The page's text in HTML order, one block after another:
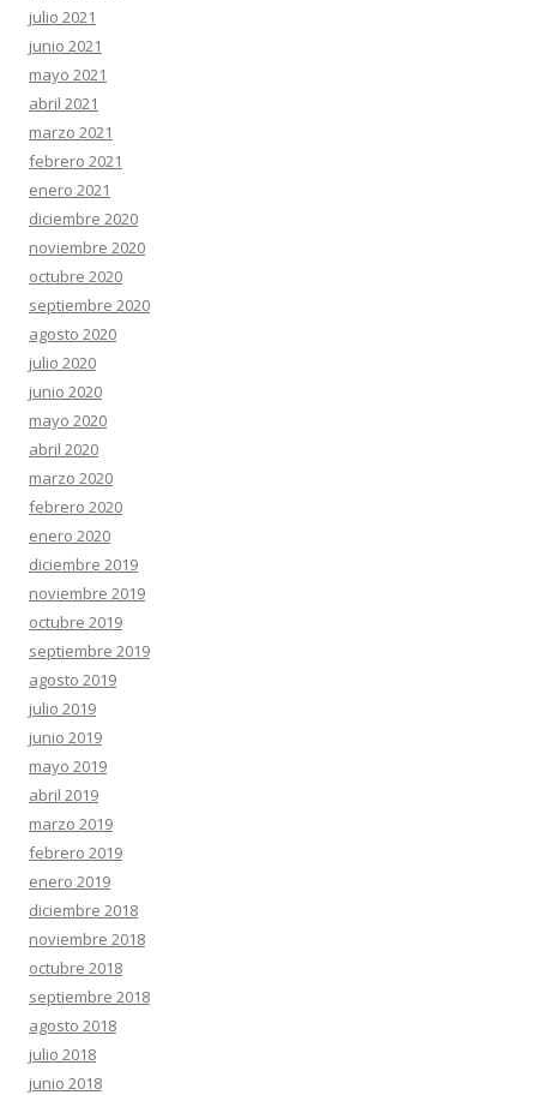
julio 2021
junio 2021
mayo 2021
abril 2021
marzo 2021
febrero 2021
enero 2021
diciembre 2020
noviembre 2020
octubre 2020
septiembre 2020
agosto 2020
julio 2020
junio 2020
mayo 2020
abril 2020
marzo 2020
febrero 2020
enero 2020
diciembre 2019
noviembre 2019
octubre 2019
septiembre 2019
agosto 2019
julio 2019
junio 2019
mayo 2019
abril 2019
marzo 2019
febrero 2019
enero 2019
diciembre 2018
noviembre 2018
octubre 2018
septiembre 2018
agosto 2018
julio 2018
junio 2018